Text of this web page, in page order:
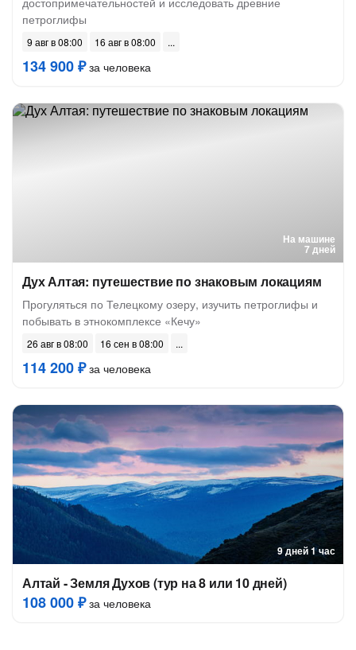
петроглифы
9 авг в 08:00 16 авг в 08:00
134 900 ₽за человека
На машине
7 дней
Дух Алтая: путешествие по знаковым локациям
Прогуляться по Телецкому озеру, изучить петроглифы и
побывать в этнокомплексе «Кечу»
26 авг в 08:00 16 сен в 08:00
114 200 ₽за человека
9 дней 1 час
Алтай - Земля Духов (тур на 8 или 10 дней)
108 000 ₽за человека